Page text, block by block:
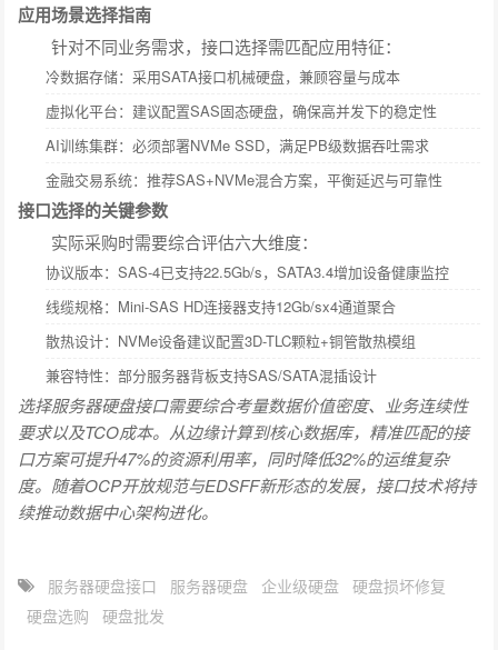
应用场景选择指南
针对不同业务需求，接口选择需匹配应用特征：
冷数据存储：采用SATA接口机械硬盘，兼顾容量与成本
虚拟化平台：建议配置SAS固态硬盘，确保高并发下的稳定性
AI训练集群：必须部署NVMe SSD，满足PB级数据吞吐需求
金融交易系统：推荐SAS+NVMe混合方案，平衡延迟与可靠性
接口选择的关键参数
实际采购时需要综合评估六大维度：
协议版本：SAS-4已支持22.5Gb/s，SATA3.4增加设备健康监控
线缆规格：Mini-SAS HD连接器支持12Gb/sx4通道聚合
散热设计：NVMe设备建议配置3D-TLC颗粒+铜管散热模组
兼容特性：部分服务器背板支持SAS/SATA混插设计
选择服务器硬盘接口需要综合考量数据价值密度、业务连续性
要求以及TCO成本。从边缘计算到核心数据库，精准匹配的接
口方案可提升47%的资源利用率，同时降低32%的运维复杂
度。随着OCP开放规范与EDSFF新形态的发展，接口技术将持
续推动数据中心架构进化。
服务器硬盘接口 服务器硬盘 企业级硬盘
硬盘损坏修复
硬盘选购
硬盘批发